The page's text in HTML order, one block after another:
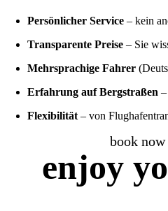
Persönlicher Service – kein
Transparente Preise – Sie
Mehrsprachige Fahrer
Erfahrung auf Bergstraßen
Flexibilität – von
book
enjoy